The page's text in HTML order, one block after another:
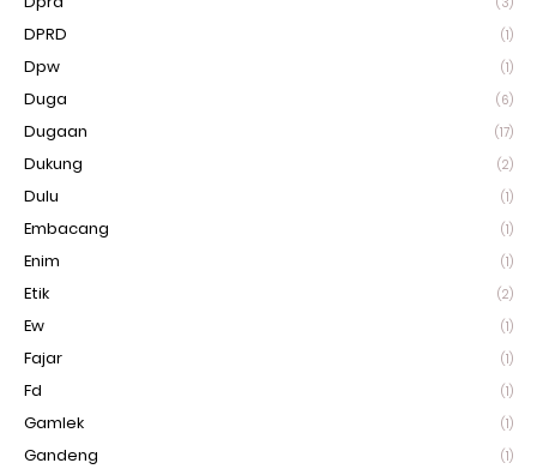
DPRD (1)
Dpw (1)
Duga (6)
Dugaan (17)
Dukung (2)
Dulu (1)
Embacang (1)
Enim (1)
Etik (2)
Ew (1)
Fajar (1)
Fd (1)
Gamlek (1)
Gandeng (1)